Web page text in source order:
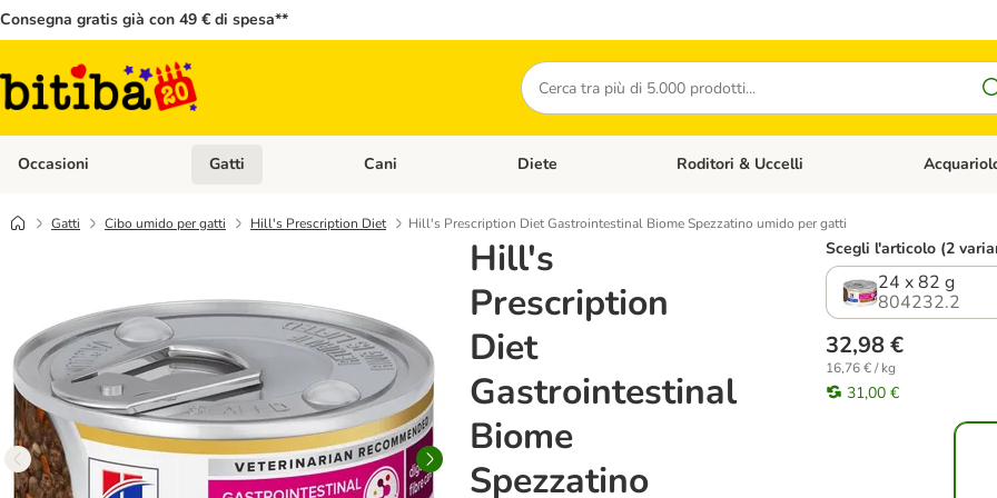
Consegna gratis già con 49 € di spesa**
Cerca
Occasioni Apri Menù Categoria: Occasioni
Gatti Apri Menù Categoria: Gatti
Cani Apri Menù Categoria: Cani
Diete Apri Menù Categoria: Diete
Roditori & Uccelli Apri Menù
Gatti Cibo umido per gatti Hill's Prescription Diet Hill's Prescription Diet Gastrointestinal Biome Spezzatino umido per gatti
Hill's
Prescription
Diet
Gastrointestinal
Biome
Spezzatino
Scegli l'articolo (2
24 x 82 g
804232.2
32,98 €
16,76 € / kg
31,00 €